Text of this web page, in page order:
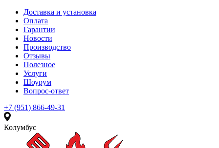
Доставка и установка
Оплата
Гарантии
Новости
Производство
Отзывы
Полезное
Услуги
Шоурум
Вопрос-ответ
+7 (951) 866-49-31
Колумбус